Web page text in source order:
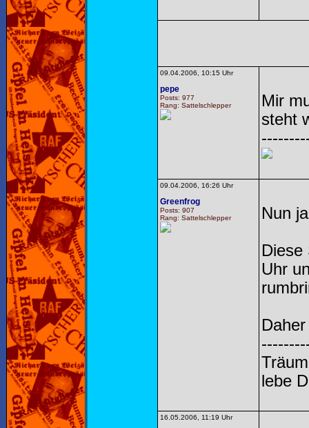
09.04.2006, 10:15 Uhr
pepe
Posts: 977
Rang: Sattelschlepper
Mir
steht
09.04.2006, 16:26 Uhr
Greenfrog
Posts: 907
Rang: Sattelschlepper
Nun
Diese
Uhr
lebe
16.05.2006, 11:19 Uhr